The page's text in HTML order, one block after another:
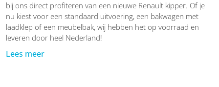
bij ons direct profiteren van een nieuwe Renault kipper. Of je
nu kiest voor een standaard uitvoering, een bakwagen met
laadklep of een meubelbak, wij hebben het op voorraad en
leveren door heel Nederland!
Lees meer